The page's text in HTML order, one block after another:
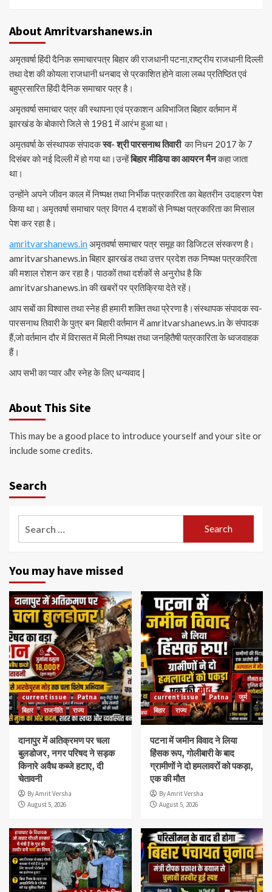
About Amritvarshanews.in
अमृतवर्षा हिंदी दैनिक समाचारपत्र बिहार की राजधानी पटना,राष्ट्रीय राजधानी दिल्ली
तथा देश की कोयला राजधानी धनबाद से प्रकाशित होने वाला लब्ध प्रतिष्ठित एवं
बहुप्रसारित हिंदी दैनिक समाचार पत्र है।
अमृतवर्षा समाचार पत्र की स्थापना एवं प्रकाशन अविभाजित बिहार वर्तमान में
झारखंड के बोकारो जिले से 1981 में आरंभ हुआ था।
अमृतवर्षा के संस्थापक संपादकस्व- श्री पारसनाथ तिवारीका निधन 2017 के 7
दिसंबर को नई दिल्ली में हो गया था।उन्हेंबिहार मीडिया का आयरन मैनकहा जाता
था।
उन्होंने अपने जीवन काल में निष्पक्ष तथा निर्भीक पत्रकारिता का बेहतरीन उदाहरण पेश
किया था। अमृतवर्षा समाचार पत्र विगत 4 दशकों से निष्पक्ष पत्रकारिता का मिसाल
पेश कर रहा है।
amritvarshanews.in अमृतवर्षा समाचार पत्र समूह का डिजिटल संस्करण है।
amritvarshanews.in बिहार झारखंड तथा उत्तर प्रदेश तक निष्पक्ष पत्रकारिता
की मशाल रोशन कर रहा है। पाठकों तथा दर्शकों से अनुरोध है कि
amritvarshanews.in की खबरों पर प्रतिक्रिया देते रहें।
आप सबों का विश्वास तथा स्नेह ही हमारी शक्ति तथा प्रेरणा है।संस्थापक संपादक स्व-
पारसनाथ तिवारी के पुत्र बन बिहारी वर्तमान में amritvarshanews.in के संपादक
हैं,जो वर्तमान दौर में विरासत में मिली निष्पक्ष तथा जनहितैषी पत्रकारिता के ध्वजवाहक
हैं।
आप सभी का प्यार और स्नेह के लिए धन्यवाद |
About This Site
This may be a good place to introduce yourself and your site or
include some credits.
Search
You may have missed
current issue
Patna
बिहार
राजनीति राज्य
दानापुर में अतिक्रमण पर चला
बुलडोजर, नगर परिषद ने सड़क
किनारे अवैध कब्जे हटाए, दी
चेतावनी
By Amrit Versha
August 5, 2026
current issue Patna
जुर्म
बिहार
राज्य
पटना में जमीन विवाद ने लिया
हिंसक रूप, गोलीबारी के बाद
ग्रामीणों ने दो हमलावरों को पकड़ा,
एक की मौत
By Amrit Versha
August 5, 2026